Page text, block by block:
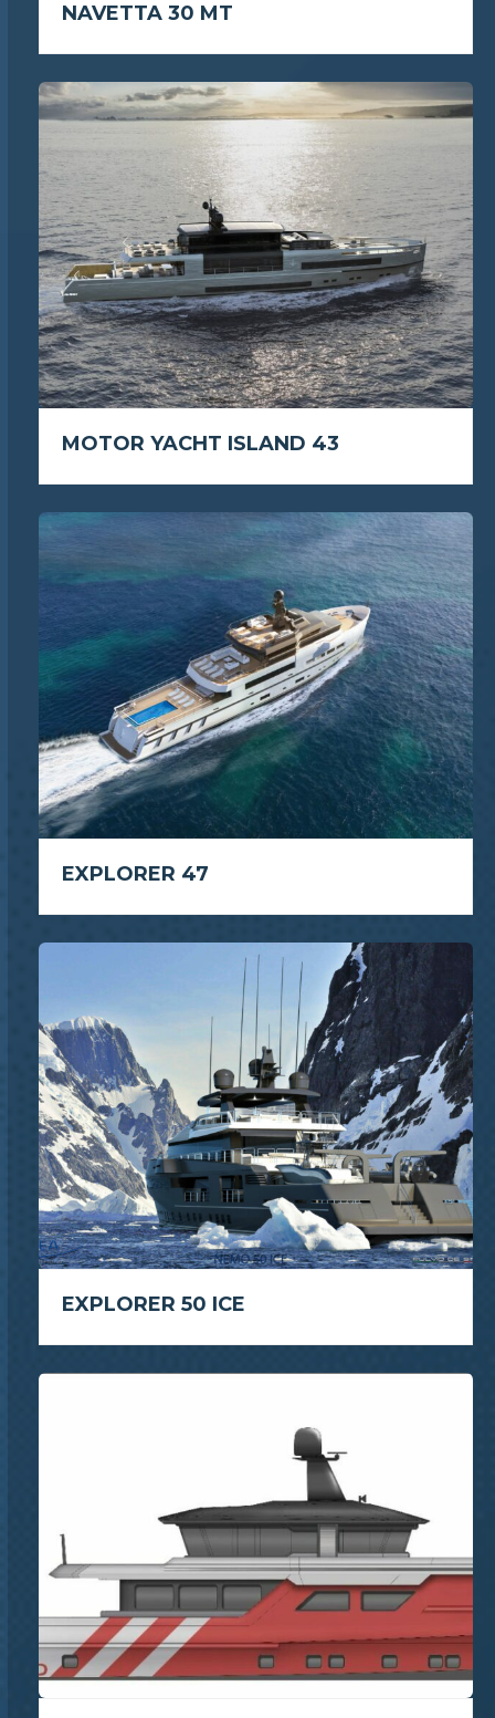
NAVETTA 30 MT
MOTOR YACHT ISLAND 43
EXPLORER 47
EXPLORER 50 ICE